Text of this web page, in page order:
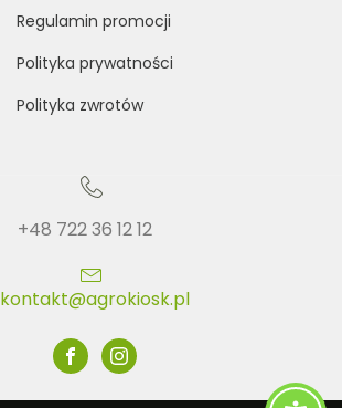
Regulamin promocji
Polityka prywatności
Polityka zwrotów
+48 722 36 12 12
kontakt@agrokiosk.pl